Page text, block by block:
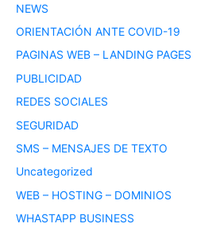
NEWS
ORIENTACIÓN ANTE COVID-19
PAGINAS WEB – LANDING PAGES
PUBLICIDAD
REDES SOCIALES
SEGURIDAD
SMS – MENSAJES DE TEXTO
Uncategorized
WEB – HOSTING – DOMINIOS
WHASTAPP BUSINESS